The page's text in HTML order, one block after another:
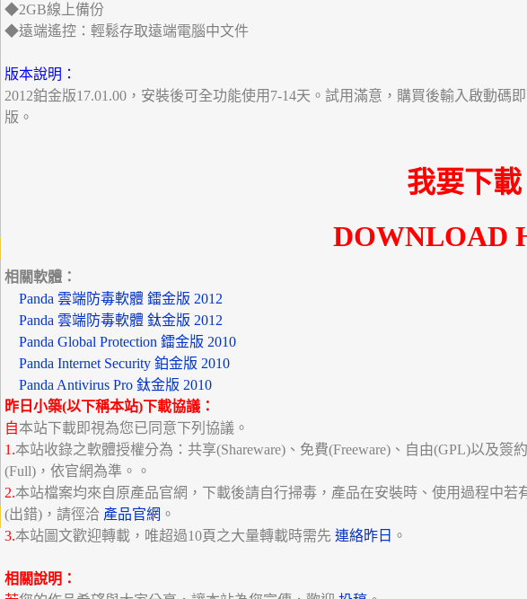
◆2GB線上備份
◆遠端遙控：輕鬆存取遠端電腦中文件
版本說明：
2012鉑金版17.01.00，安裝後可全功能使用7-14天。試用滿意，購買後輸入啟動碼
版。
我要下載
DOWNLOAD
相關軟體：
Panda 雲端防毒軟體 鐳金版 2012
Panda 雲端防毒軟體 鈦金版 2012
Panda Global Protection 鐳金版 2010
Panda Internet Security 鉑金版 2010
Panda Antivirus Pro 鈦金版 2010
昨日小築(以下稱本站)下載協議：
自本站下載即視為您已同意下列協議。
1.本站收錄之軟體授權分為：共享(Shareware)、免費(Freeware)、自由(GPL)以及簽
(Full)，依官網為準。。
2.本站檔案均來自原產品官網，下載後請自行掃毒，產品在安裝時、使用過程中若
(出錯)，請徑洽 產品官網 。
3.本站圖文歡迎轉載，唯超過10頁之大量轉載時需先 連絡昨日 。
相關說明：